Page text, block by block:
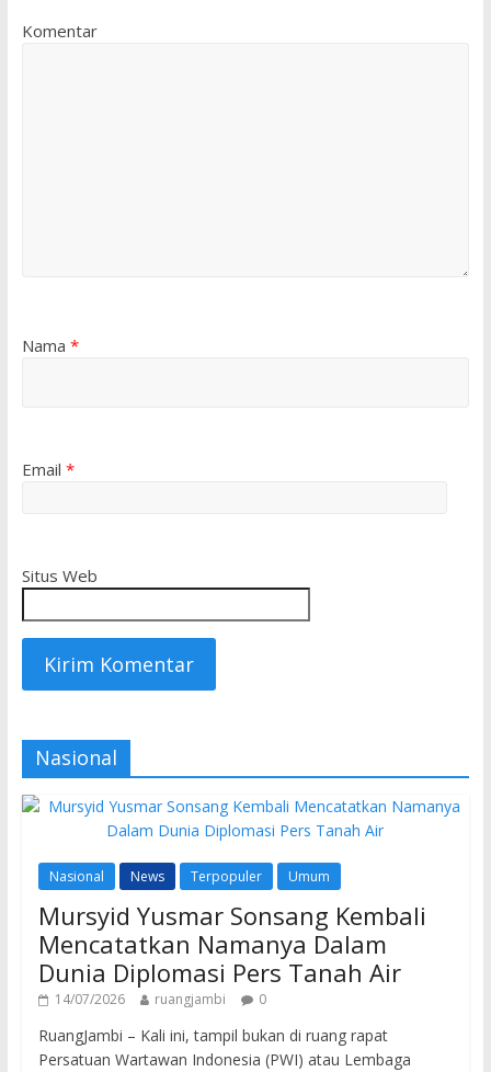
Komentar
Nama *
Email *
Situs Web
Nasional
Nasional News Terpopuler Umum
Mursyid Yusmar Sonsang Kembali
Mencatatkan Namanya Dalam
Dunia Diplomasi Pers Tanah Air
14/07/2026 ruangjambi 0
RuangJambi – Kali ini, tampil bukan di ruang rapat
Persatuan Wartawan Indonesia (PWI) atau Lembaga